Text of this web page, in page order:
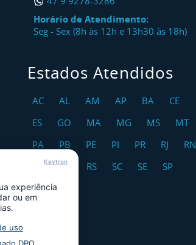
Horário de Atendimento:
Seg - Sex (8h às 12h e 13h30 às 18h)
Estados Atendidos
AC AL AM AP BA
CE
ES
GO MA MG MS
MT
PA
PB PE PI PR RJ
RN
RO
RR RS SC SE
SP
TO
Keytron
experiência
ou em
uso